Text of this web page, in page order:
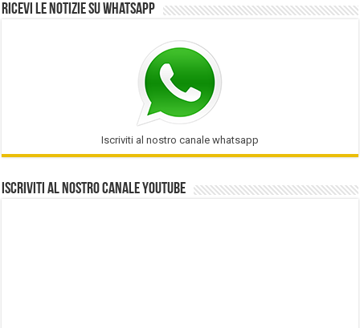
Ricevi le notizie su Whatsapp
Iscriviti al nostro canale whatsapp
Iscriviti al nostro Canale Youtube